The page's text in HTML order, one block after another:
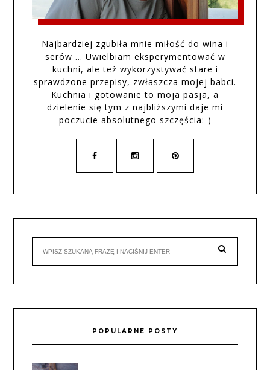
Najbardziej zgubiła mnie miłość do wina i
serów … Uwielbiam eksperymentować w
kuchni, ale też wykorzystywać stare i
sprawdzone przepisy, zwłaszcza mojej babci.
Kuchnia i gotowanie to moja pasja, a
dzielenie się tym z najbliższymi daje mi
poczucie absolutnego szczęścia:-)
POPULARNE POSTY